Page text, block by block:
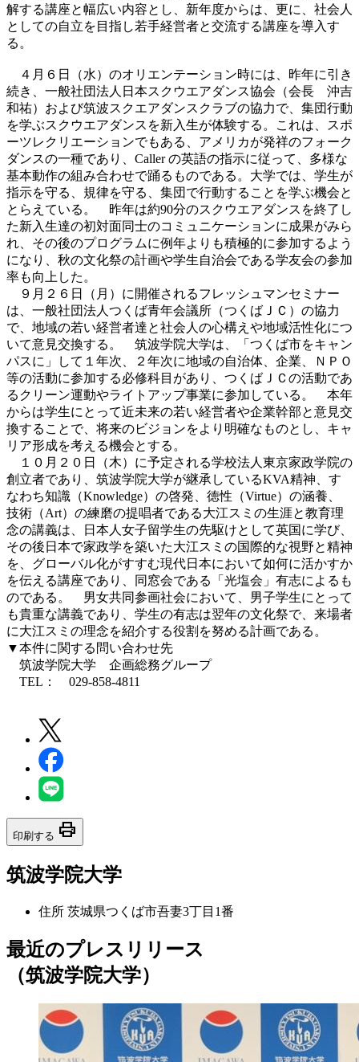
解する講座と幅広い内容とし、新年度からは、更に、社会人
としての自立を目指し若手経営者と交流する講座を導入す
る。
４月６日（水）のオリエンテーション時には、昨年に引き
続き、一般社団法人日本スクウエアダンス協会（会長 沖吉
和祐）および筑波スクエアダンスクラブの協力で、集団行動
を学ぶスクウエアダンスを新入生が体験する。これは、スポ
ーツレクリエーションでもある、アメリカが発祥のフォーク
ダンスの一種であり、Caller の英語の指示に従って、多様な
基本動作の組み合わせで踊るものである。大学では、学生が
指示を守る、規律を守る、集団で行動することを学ぶ機会と
とらえている。 昨年は約90分のスクウエアダンスを終了し
た新入生達の初対面同士のコミュニケーションに成果がみら
れ、その後のプログラムに例年よりも積極的に参加するよう
になり、秋の文化祭の計画や学生自治会である学友会の参加
率も向上した。
９月２６日（月）に開催されるフレッシュマンセミナー
は、一般社団法人つくば青年会議所（つくばＪＣ）の協力
で、地域の若い経営者達と社会人の心構えや地域活性化につ
いて意見交換する。 筑波学院大学は、「つくば市をキャン
パスに」して１年次、２年次に地域の自治体、企業、ＮＰＯ
等の活動に参加する必修科目があり、つくばＪＣの活動であ
るクリーン運動やライトアップ事業に参加している。 本年
からは学生にとって近未来の若い経営者や企業幹部と意見交
換することで、将来のビジョンをより明確なものとし、キャ
リア形成を考える機会とする。
１０月２０日（木）に予定される学校法人東京家政学院の
創立者であり、筑波学院大学が継承しているKVA精神、す
なわち知識（Knowledge）の啓発、徳性（Virtue）の涵養、
技術（Art）の練磨の提唱者である大江スミの生涯と教育理
念の講義は、日本人女子留学生の先駆けとして英国に学び、
その後日本で家政学を築いた大江スミの国際的な視野と精神
を、グローバル化がすすむ現代日本において如何に活かすか
を伝える講座であり、同窓会である「光塩会」有志によるも
のである。 男女共同参画社会において、男子学生にとって
も貴重な講義であり、学生の有志は翌年の文化祭で、来場者
に大江スミの理念を紹介する役割を努める計画である。
▼本件に関する問い合わせ先
筑波学院大学 企画総務グループ
TEL： 029-858-4811
印刷する print
筑波学院大学
住所 茨城県つくば市吾妻3丁目1番
最近のプレスリリース
（筑波学院大学）